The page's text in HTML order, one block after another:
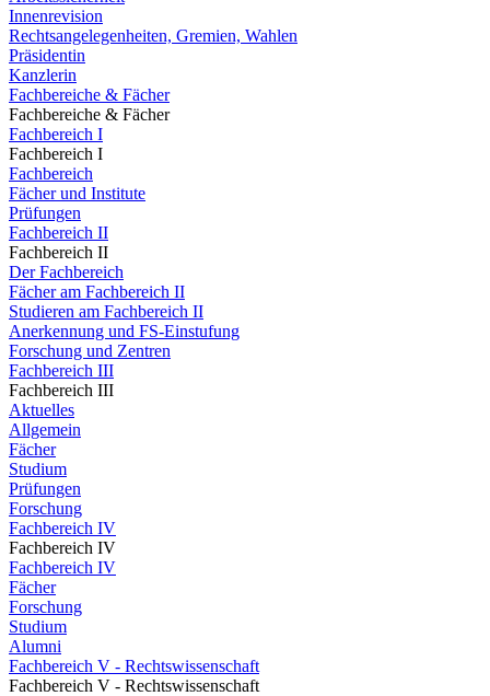
Innenrevision
Rechtsangelegenheiten, Gremien, Wahlen
Präsidentin
Kanzlerin
Fachbereiche & Fächer
Fachbereiche & Fächer
Fachbereich I
Fachbereich I
Fachbereich
Fächer und Institute
Prüfungen
Fachbereich II
Fachbereich II
Der Fachbereich
Fächer am Fachbereich II
Studieren am Fachbereich II
Anerkennung und FS-Einstufung
Forschung und Zentren
Fachbereich III
Fachbereich III
Aktuelles
Allgemein
Fächer
Studium
Prüfungen
Forschung
Fachbereich IV
Fachbereich IV
Fachbereich IV
Fächer
Forschung
Studium
Alumni
Fachbereich V - Rechtswissenschaft
Fachbereich V - Rechtswissenschaft